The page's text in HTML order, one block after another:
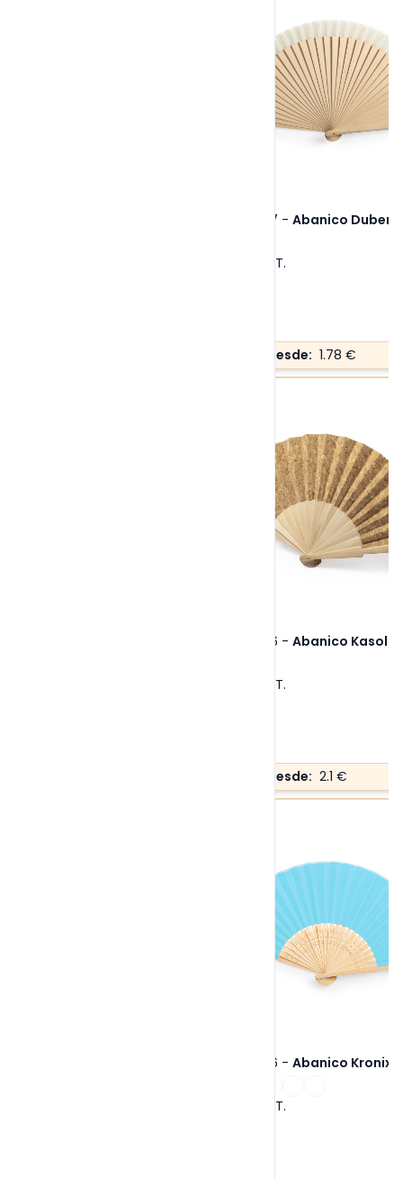
Ref. 6407 - Abanico Dubert
S/T.
Precio desde: 1.78 €
Ref. 6476 - Abanico Kasol
S/T.
Precio desde: 2.1 €
Ref. 6406 - Abanico Kronix
S/T.